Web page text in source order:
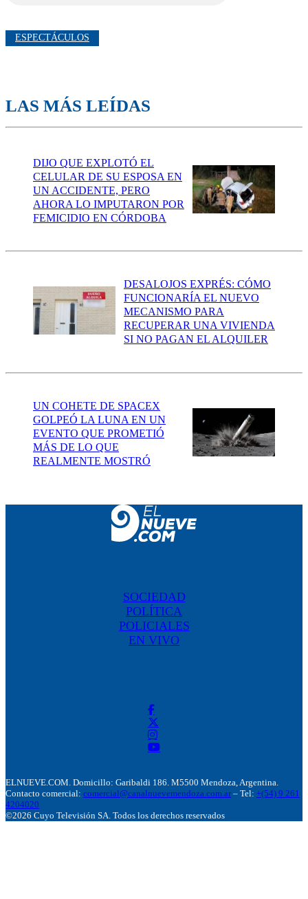
ESPECTÁCULOS
LAS MÁS LEÍDAS
DIJO QUE EXPLOTÓ EL
CELULAR DE SU ESPOSA EN
UN ACCIDENTE, PERO
AHORA LO IMPUTARON POR
FEMICIDIO EN CÓRDOBA
DESALOJOS EXPRÉS: CÓMO
FUNCIONARÍA EL NUEVO
MECANISMO PARA
RECUPERAR UNA VIVIENDA
SI NO PAGAN EL ALQUILER
UN COHETE DE SPACEX
GOLPEÓ LA LUNA EN UN
EVENTO QUE PROMETIÓ
MÁS DE LO QUE
REALMENTE MOSTRÓ
SOCIEDAD
POLÍTICA
POLICIALES
EN VIVO
ELNUEVE.COM. Domicillo: Garibaldi 186. M5500 Mendoza, Argentina.
Contacto comercial: comercial@canalnuevemendoza.com.ar – Tel: +(54) 9 261
4204020
©2026 Cuyo Televisión SA. Todos los derechos reservados